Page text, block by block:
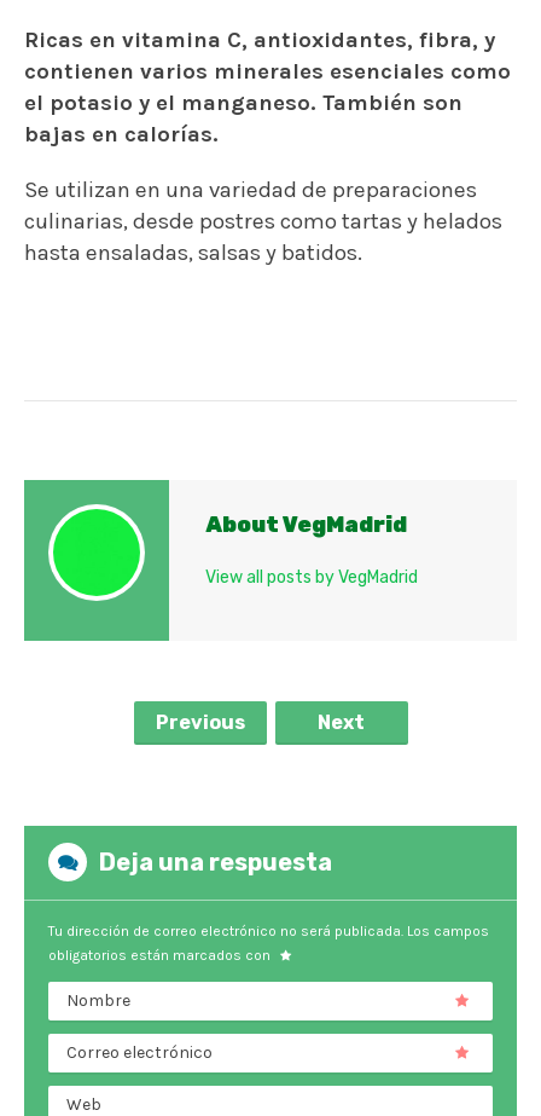
Ricas en vitamina C, antioxidantes, fibra, y
contienen varios minerales esenciales como
el potasio y el manganeso. También son
bajas en calorías.
Se utilizan en una variedad de preparaciones
culinarias, desde postres como tartas y helados
hasta ensaladas, salsas y batidos.
About VegMadrid
View all posts by VegMadrid
Previous Next
Deja una respuesta
Tu dirección de correo electrónico no será publicada. Los campos
obligatorios están marcados con
Nombre
Correo electrónico
Web